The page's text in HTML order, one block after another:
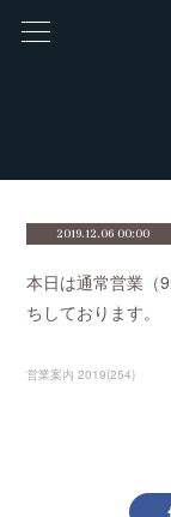
2019.12.06 00:00
本日は通常営業（
ちしております。
営業案内 2019(254)